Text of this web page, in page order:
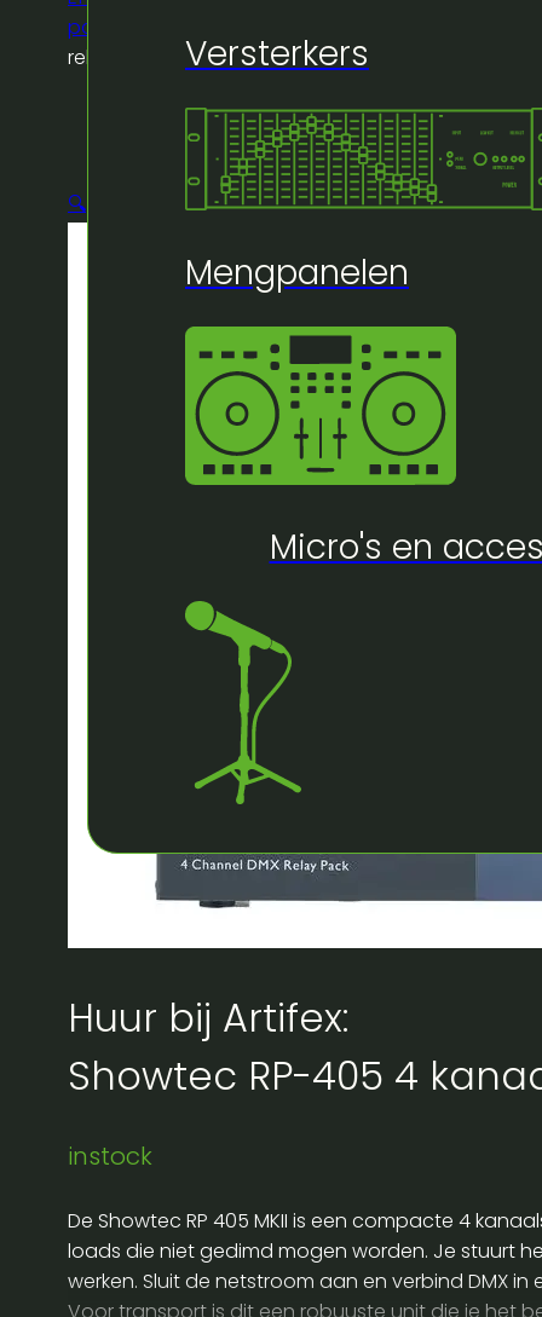
Versterkers
Mengpanelen
Micro's en
patch
relay pack
🔍
Huur bij Artifex:
Showtec RP-405 4
instock
De Showtec RP 405 MKII is een compacte 4
loads die niet gedimd mogen worden. Je stuurt
werken. Sluit de netstroom aan en verbind DMX